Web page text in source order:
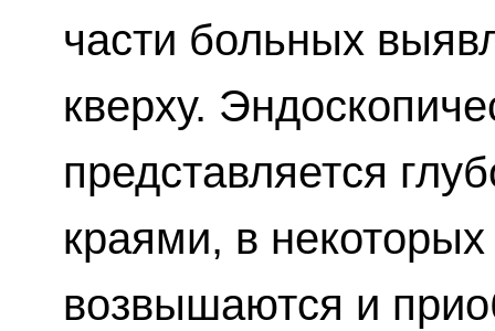
части больных
кверху.
представляется
краями, в
возвышаются и